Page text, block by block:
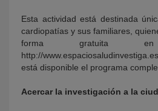
Esta actividad está destinada
cardiopatías y sus familiares,
forma gratuita
http://
está disponible el programa
Acercar la investigación a la